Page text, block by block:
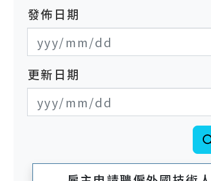
發佈日期
發布日期開始
發布日期結束
更新日期
更新日期開始
更新日期結束